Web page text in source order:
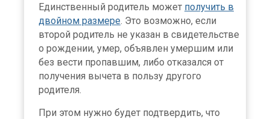
Единственный родитель может получить в
двойном размере . Это возможно, если
второй родитель не указан в свидетельстве
о рождении, умер, объявлен умершим или
без вести пропавшим, либо отказался от
получения вычета в пользу другого
родителя.
При этом нужно будет подтвердить, что
×